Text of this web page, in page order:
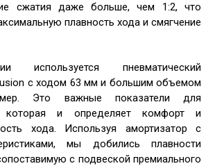
сжатия даже больше, чем 1:2, что
плавность хода и смягчение
используется пневматический
с ходом 63 мм и большим объемом
Это важные показатели для
которая и определяет комфорт и
хода. Используя амортизатор с
мы добились плавности
с подвеской премиального